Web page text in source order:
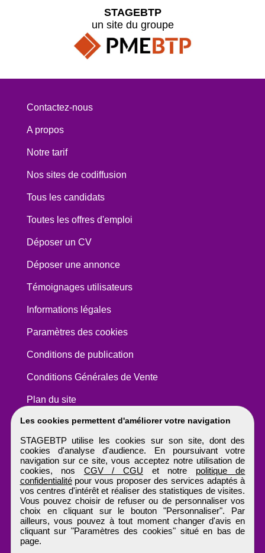
Les cookies permettent d'améliorer votre navigation
STAGEBTP utilise les cookies sur son site, dont des
cookies d'analyse d'audience. En poursuivant votre
navigation sur ce site, vous acceptez notre utilisation de
cookies, nos CGV / CGU et notre politique de
confidentialitépour vous proposer des services adaptés à
vos centres d'intérêt et réaliser des statistiques de visites.
Vous pouvez choisir de refuser ou de personnaliser vos
choix en cliquant sur le bouton "Personnaliser". Par
ailleurs, vous pouvez à tout moment changer d'avis en
cliquant sur "Paramètres des cookies" situé en bas de
page.
STAGEBTP
un site du groupe
Contactez-nous
A propos
Notre tarif
Nos sites de codiffusion
Tous les candidats
Toutes les offres d'emploi
Déposer un CV
Déposer une annonce
Témoignages utilisateurs
Informations légales
Paramètres des cookies
Conditions de publication
Conditions Générales de Vente
Plan du site